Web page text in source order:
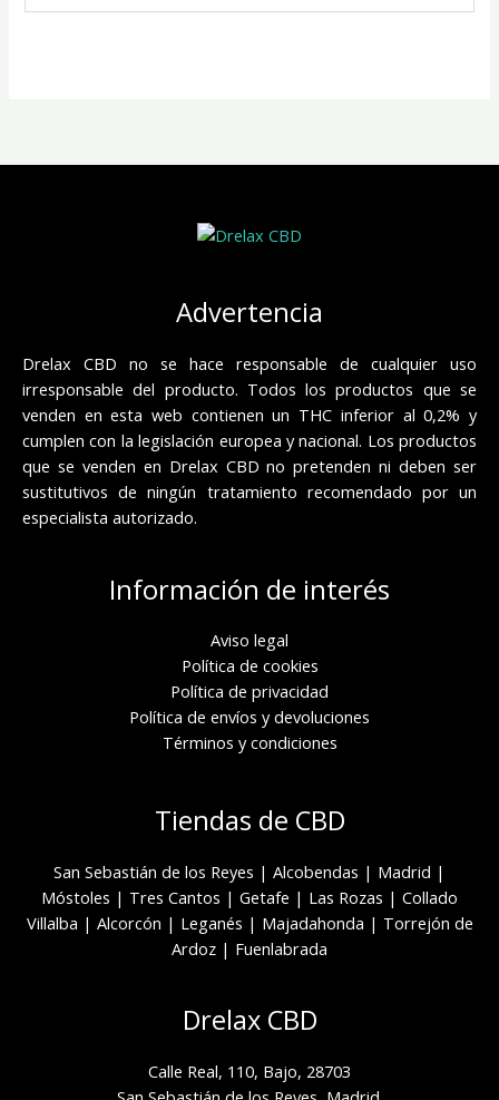
Advertencia
Drelax CBD no se hace responsable de cualquier uso
irresponsable del producto. Todos los productos que se
venden en esta web contienen un THC inferior al 0,2% y
cumplen con la legislación europea y nacional. Los productos
que se venden en Drelax CBD no pretenden ni deben ser
sustitutivos de ningún tratamiento recomendado por un
especialista autorizado.
Información de interés
Aviso legal
Política de cookies
Política de privacidad
Política de envíos y devoluciones
Términos y condiciones
Tiendas de CBD
San Sebastián de los Reyes | Alcobendas | Madrid |
Móstoles | Tres Cantos | Getafe | Las Rozas | Collado
Villalba | Alcorcón | Leganés | Majadahonda | Torrejón de
Ardoz | Fuenlabrada
Drelax CBD
Calle Real, 110, Bajo, 28703